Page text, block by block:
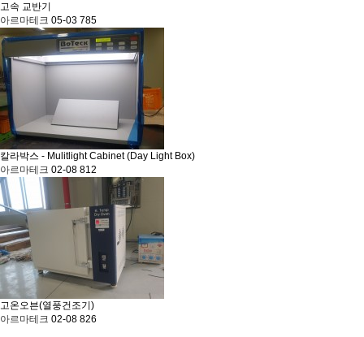
고속 교반기
아르마테크 05-03 785
칼라박스 - Mulitlight Cabinet (Day Light Box)
아르마테크 02-08 812
고온오븐(열풍건조기)
아르마테크 02-08 826